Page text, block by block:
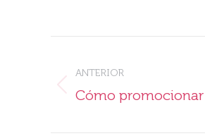
entre
ANTERIOR
Publicación
Cómo